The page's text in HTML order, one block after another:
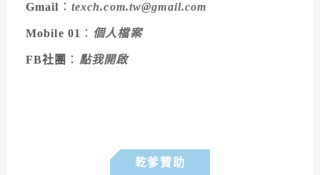
Gmail ： texch.com.tw@gmail.com
Mobile 01 ： 個人檔案
FB社團 ： 點我開啟
乾爹贊助